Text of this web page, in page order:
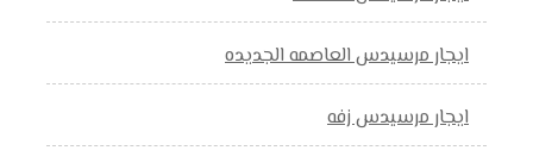
ايجار مرسيدس العاصمه الجديده
ايجار مرسيدس زفه